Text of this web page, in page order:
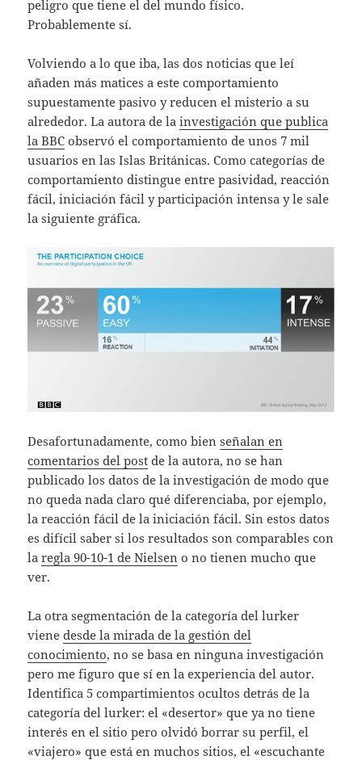
peligro que tiene el del mundo físico.
Probablemente sí.
Volviendo a lo que iba, las dos noticias que leí
añaden más matices a este comportamiento
supuestamente pasivo y reducen el misterio a su
alrededor. La autora de lainvestigación que publica
la BBC observó el comportamiento de unos 7 mil
usuarios en las Islas Británicas. Como categorías de
comportamiento distingue entre pasividad, reacción
fácil, iniciación fácil y participación intensa y le sale
la siguiente gráfica.
Desafortunadamente, como bienseñalan en
comentarios del post de la autora, no se han
publicado los datos de la investigación de modo que
no queda nada claro qué diferenciaba, por ejemplo,
la reacción fácil de la iniciación fácil. Sin estos datos
es difícil saber si los resultados son comparables con
laregla 90-10-1 de Nielsen o no tienen mucho que
ver.
La otra segmentación de la categoría del lurker
vienedesde la mirada de la gestión del
conocimiento, no se basa en ninguna investigación
pero me figuro que sí en la experiencia del autor.
Identifica 5 compartimientos ocultos detrás de la
categoría del lurker: el «desertor» que ya no tiene
interés en el sitio pero olvidó borrar su perfil, el
«viajero» que está en muchos sitios, el «escuchante